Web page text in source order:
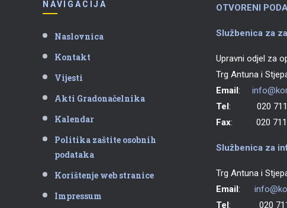
NAVIGACIJA
Naslovnica
Kontakt
Vijesti
Akti Gradonačelnika
Kalendar
Politika zaštite osobnih
podataka
Korištenje web stranice
Impressum
OTVORENI
Službenica za
Upravni odjel za
Trg Antuna i
Email:
Tel: 020 711
Fax: 020 711
Službenica za
Trg Antuna i
Email:
Tel: 020 711